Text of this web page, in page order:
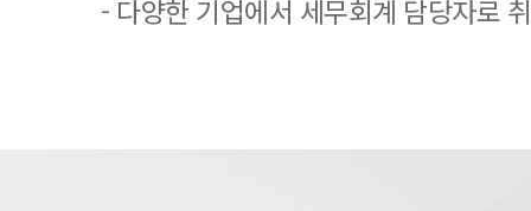
- 다양한 기업에서 세무회계 담당자로